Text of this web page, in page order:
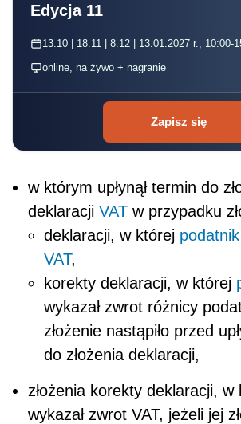
Edycja 11
13.10 | 18.11 | 8.12 | 13.01.2027 r., 10:00-
online, na żywo + nagranie
Zapisz się
w którym upłynął termin do
deklaracji VAT w przypadku
deklaracji, w której podatnik
VAT,
korekty deklaracji, w której
wykazał zwrot różnicy
złożenie nastąpiło przed
do złożenia deklaracji,
złożenia korekty deklaracji, w
wykazał zwrot VAT, jeżeli jej